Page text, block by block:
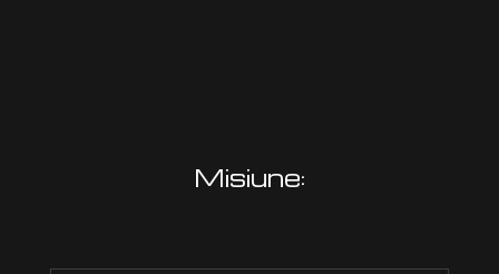
Misiune: